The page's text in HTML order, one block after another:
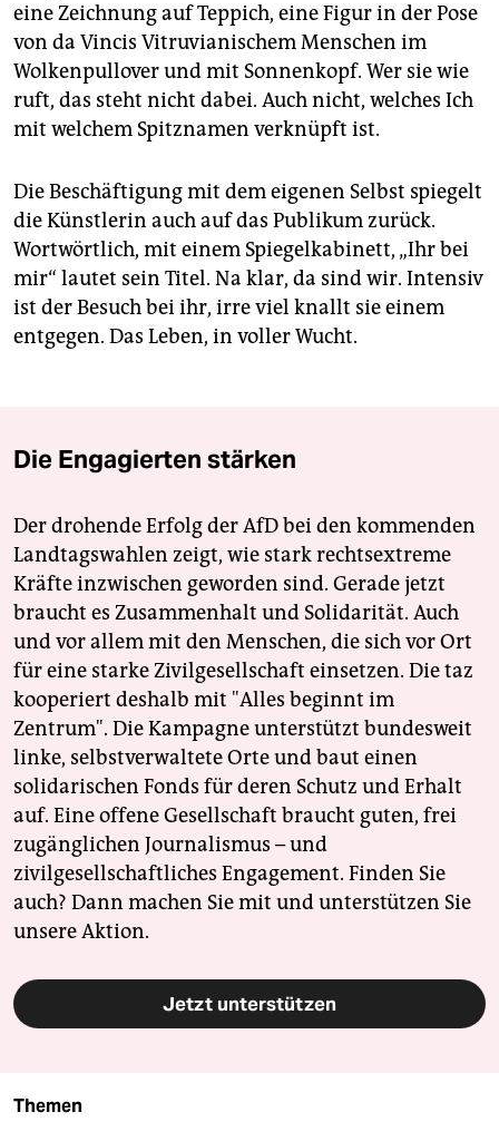
eine Zeichnung auf Teppich, eine Figur in der Pose
von da Vincis Vitruvianischem Menschen im
Wolkenpullover und mit Sonnenkopf. Wer sie wie
ruft, das steht nicht dabei. Auch nicht, welches Ich
mit welchem Spitznamen verknüpft ist.
Die Beschäftigung mit dem eigenen Selbst spiegelt
die Künstlerin auch auf das Publikum zurück.
Wortwörtlich, mit einem Spiegelkabinett, „Ihr bei
mir“ lautet sein Titel. Na klar, da sind wir. Intensiv
ist der Besuch bei ihr, irre viel knallt sie einem
entgegen. Das Leben, in voller Wucht.
Die Engagierten stärken
Der drohende Erfolg der AfD bei den kommenden
Landtagswahlen zeigt, wie stark rechtsextreme
Kräfte inzwischen geworden sind. Gerade jetzt
braucht es Zusammenhalt und Solidarität. Auch
und vor allem mit den Menschen, die sich vor Ort
für eine starke Zivilgesellschaft einsetzen. Die taz
kooperiert deshalb mit "Alles beginnt im
Zentrum". Die Kampagne unterstützt bundesweit
linke, selbstverwaltete Orte und baut einen
solidarischen Fonds für deren Schutz und Erhalt
auf. Eine offene Gesellschaft braucht guten, frei
zugänglichen Journalismus – und
zivilgesellschaftliches Engagement. Finden Sie
auch? Dann machen Sie mit und unterstützen Sie
unsere Aktion.
Jetzt unterstützen
Themen